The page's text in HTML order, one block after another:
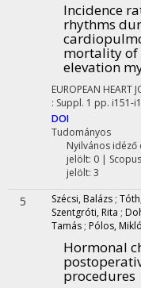
Incidence
rhythms
mortality of
elevation
EUROPEAN HEART
: Suppl. 1 pp. i151-
DOI
Tudományos
Nyilvános idéző
jelölt: 0 |
jelölt: 3
5 Szécsi, Balázs ;
Szentgróti, Rita ;
Tamás ; Pólos,
Hormonal
procedures